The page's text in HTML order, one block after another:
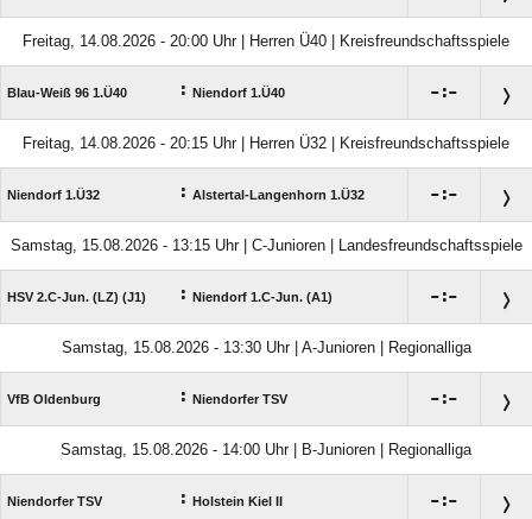
Freitag, 14.08.2026 - 20:00 Uhr | Herren Ü40 | Kreisfreundschaftsspiele
Blau-Weiß 96 1.Ü40 : Niendorf 1.Ü40 :
Freitag, 14.08.2026 - 20:15 Uhr | Herren Ü32 | Kreisfreundschaftsspiele
Niendorf 1.Ü32 : Alstertal-Langenhorn 1.Ü32 :
Samstag, 15.08.2026 - 13:15 Uhr | C-Junioren | Landesfreundschaftsspiele
HSV 2.C-Jun. (LZ) (J1) : Niendorf 1.C-Jun. (A1) :
Samstag, 15.08.2026 - 13:30 Uhr | A-Junioren | Regionalliga
VfB Oldenburg : Niendorfer TSV :
Samstag, 15.08.2026 - 14:00 Uhr | B-Junioren | Regionalliga
Niendorfer TSV : Holstein Kiel II :